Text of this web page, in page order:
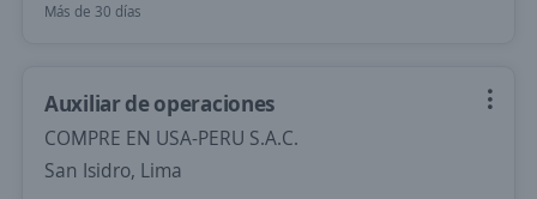
Más de 30 días
Auxiliar de operaciones
COMPRE EN USA-PERU S.A.C.
San Isidro, Lima